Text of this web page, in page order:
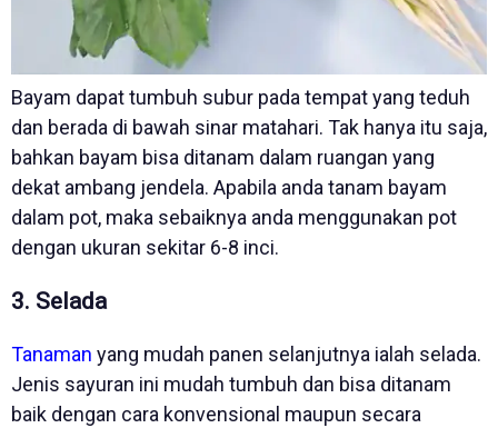
Bayam dapat tumbuh subur pada tempat yang teduh
dan berada di bawah sinar matahari. Tak hanya itu saja,
bahkan bayam bisa ditanam dalam ruangan yang
dekat ambang jendela. Apabila anda tanam bayam
dalam pot, maka sebaiknya anda menggunakan pot
dengan ukuran sekitar 6-8 inci.
3. Selada
Tanaman yang mudah panen selanjutnya ialah selada.
Jenis sayuran ini mudah tumbuh dan bisa ditanam
baik dengan cara konvensional maupun secara